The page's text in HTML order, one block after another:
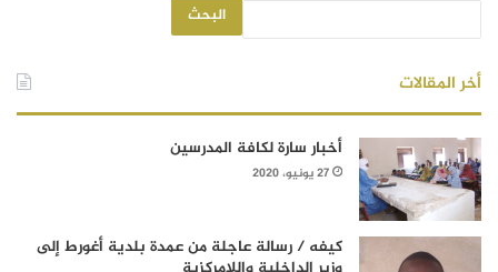
البحث
أخر المقالات
أخبار سارة لكافة المدرسين
27 يونيو، 2020
كيفه / رسالة عاجلة من عمدة بلدية أغورط إلى